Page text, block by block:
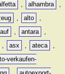
, alhambra
,
, alto
,
, antara
,
, asx , ateca
,
verkaufen-